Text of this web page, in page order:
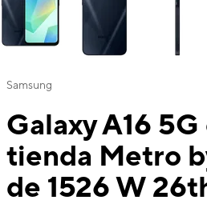
Samsung
Galaxy A16 5G
tienda Metro
de 1526 W